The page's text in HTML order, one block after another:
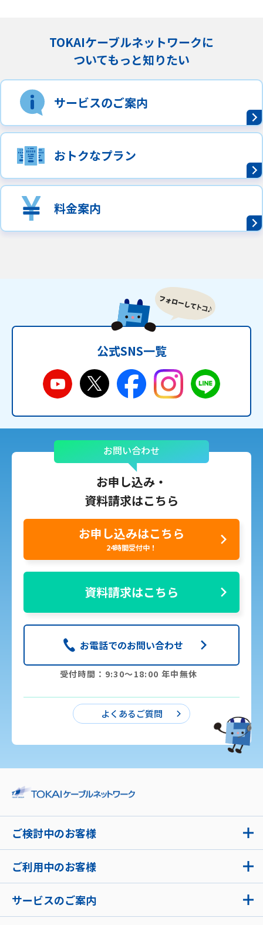
TOKAIケーブルネットワークに
ついてもっと知りたい
サービスのご案内
おトクなプラン
料金案内
公式SNS一覧
お問い合わせ
お申し込み・
資料請求はこちら
お申し込みはこちら
24時間受付中！
資料請求はこちら
お電話でのお問い合わせ
受付時間：9:30〜18:00 年中無休
よくあるご質問
ご検討中のお客様
ご利用中のお客様
サービスのご案内